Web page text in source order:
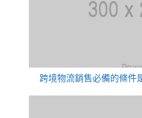
跨境物流銷售必備的條件